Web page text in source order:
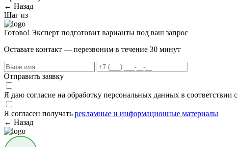
← Назад
Шаг из
Готово! Эксперт подготовит варианты под ваш запрос
Оставьте контакт — перезвоним в течение 30 минут
Отправить заявку
Я даю согласие на обработку персональных данных в соответствии с
Я согласен получать рекламные и информационные материалы
← Назад